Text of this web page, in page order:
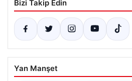
Bizi Takip Edin
Yan Manşet